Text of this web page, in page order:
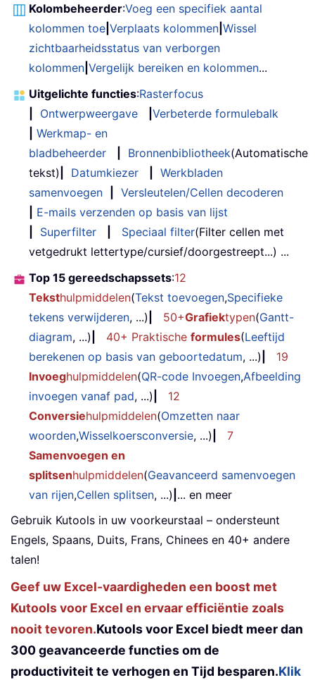
Kolombeheerder:Voeg een specifiek aantal
kolommen toe Verplaats kolommen Wissel
zichtbaarheidsstatus van verborgen
kolommen Vergelijk bereiken en kolommen...
Uitgelichte functies:Rasterfocus
Ontwerpweergave
Verbeterde formulebalk
Werkmap- en
bladbeheerder
Bronnenbibliotheek(Automatische
tekst)
Datumkiezer
Werkbladen
samenvoegen
Versleutelen/Cellen decoderen
E-mails verzenden op basis van lijst
Superfilter Speciaal filter(Filter cellen met
vetgedrukt lettertype/cursief/doorgestreept...) ...
Top 15 gereedschapssets:12
Teksthulpmiddelen(Tekst toevoegen,Specifieke
tekens verwijderen, ...) 50+Grafiektypen(Gantt-
diagram, ...) 40+ Praktische formules(Leeftijd
berekenen op basis van geboortedatum, ...)
19
Invoeghulpmiddelen(QR-code Invoegen,Afbeelding
invoegen vanaf pad, ...)
12
Conversiehulpmiddelen(Omzetten naar
woorden,Wisselkoersconversie, ...)
7
Samenvoegen en
splitsenhulpmiddelen(Geavanceerd samenvoegen
van rijen,Cellen splitsen, ...) ... en meer
Gebruik Kutools in uw voorkeurstaal – ondersteunt
Engels, Spaans, Duits, Frans, Chinees en 40+ andere
talen!
Geef uw Excel-vaardigheden een boost met
Kutools voor Excel en ervaar efficiëntie zoals
nooit tevoren.Kutools voor Excel biedt meer dan
300 geavanceerde functies om de
productiviteit te verhogen en Tijd besparen.Klik